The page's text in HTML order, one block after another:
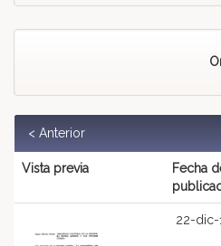
< Anterior
Vista previa
Fecha
22-dic-